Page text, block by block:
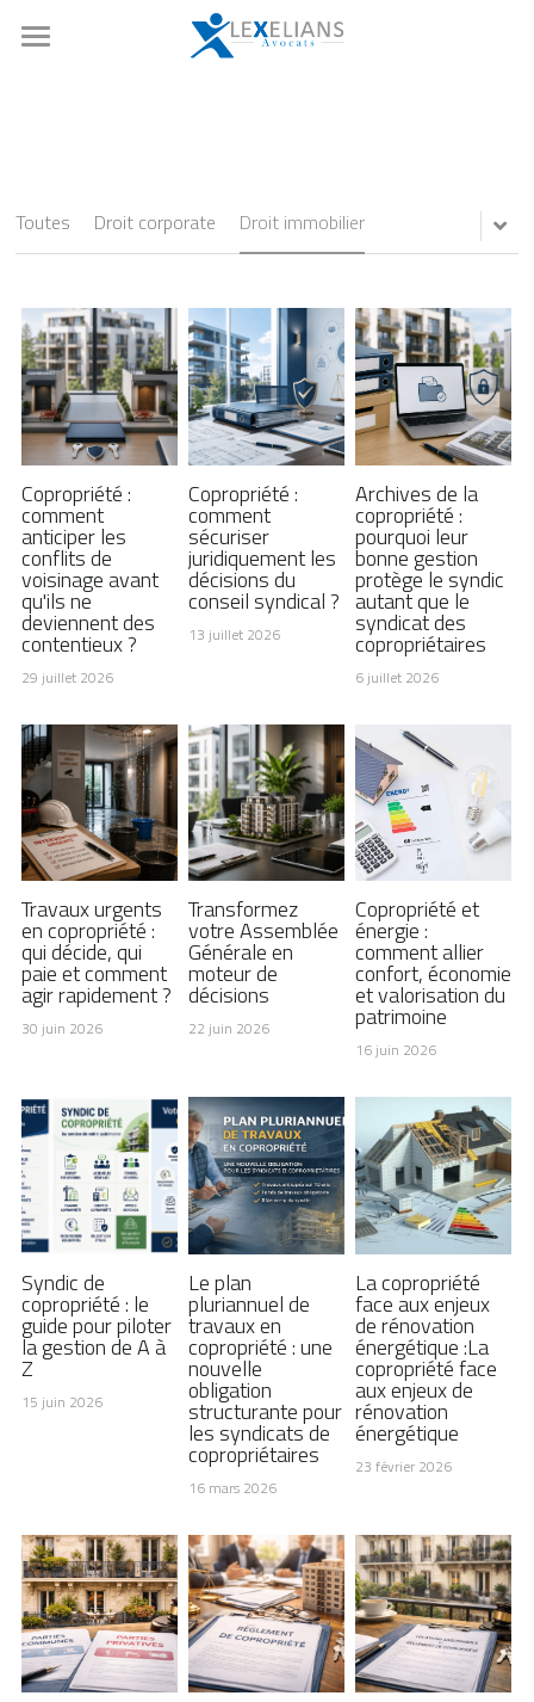
Droit boursier et corporate
Fusion-acquisition
Private equity
Droit social
Droit de la copropriété
Références
Actualités
Nous rejoindre
Ressources
Contact
Rechercher
+33 1 77 32 65 86
contact@lexelians.com
Contact
Toutes Droit corporate Droit immobilier
Copropriété :
comment
anticiper les
conflits de
voisinage avant
qu'ils ne
deviennent des
contentieux ?
29 juillet 2026
Copropriété :
comment
sécuriser
juridiquement les
décisions du
conseil syndical ?
13 juillet 2026
Archives de la
copropriété :
pourquoi leur
bonne gestion
protège le syndic
autant que le
syndicat des
copropriétaires
6 juillet 2026
Travaux urgents
en copropriété :
qui décide, qui
paie et comment
agir rapidement ?
30 juin 2026
Transformez
votre Assemblée
Générale en
moteur de
décisions
22 juin 2026
Copropriété et
énergie :
comment allier
confort, économie
et valorisation du
patrimoine
16 juin 2026
Syndic de
copropriété : le
guide pour piloter
la gestion de A à
Z
15 juin 2026
Le plan
pluriannuel de
travaux en
copropriété : une
nouvelle
obligation
structurante pour
les syndicats de
copropriétaires
16 mars 2026
La copropriété
face aux enjeux
de rénovation
énergétique :La
copropriété face
aux enjeux de
rénovation
énergétique
23 février 2026